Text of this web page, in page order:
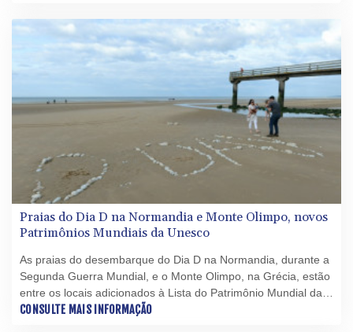
Praias do Dia D na Normandia e Monte Olimpo, novos
Patrimônios Mundiais da Unesco
As praias do desembarque do Dia D na Normandia, durante a
Segunda Guerra Mundial, e o Monte Olimpo, na Grécia, estão
entre os locais adicionados à Lista do Patrimônio Mundial da
Unesco neste domingo (26).
CONSULTE MAIS INFORMAÇÃO